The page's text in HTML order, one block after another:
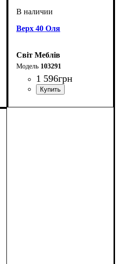
Верх 40 Оля
Світ Меблів
103291
1 596грн